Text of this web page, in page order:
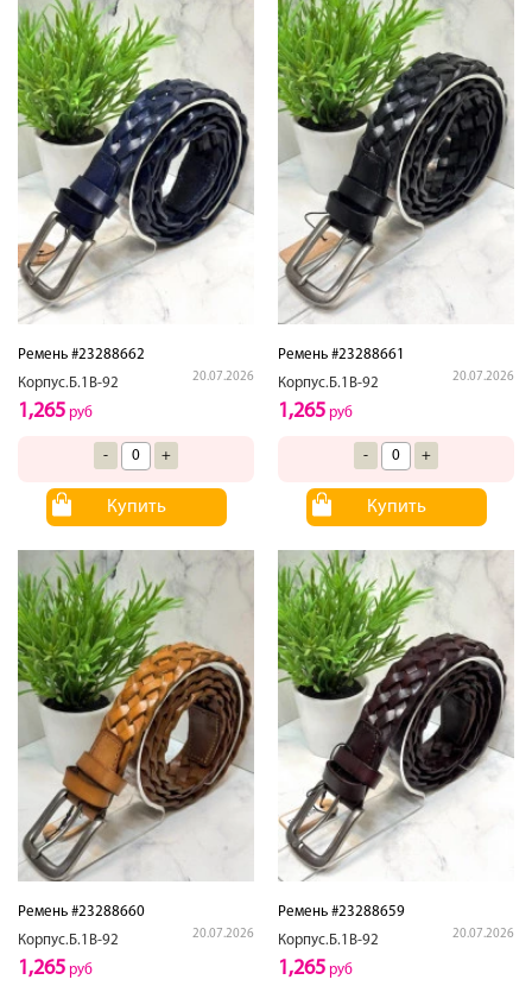
Ремень #23288662
Корпус.Б.1В-92
20.07.2026
1,265 руб
- +
Купить
Ремень #23288661
Корпус.Б.1В-92
20.07.2026
1,265 руб
- +
Купить
Ремень #23288660
Корпус.Б.1В-92
20.07.2026
1,265 руб
Ремень #23288659
Корпус.Б.1В-92
20.07.2026
1,265 руб